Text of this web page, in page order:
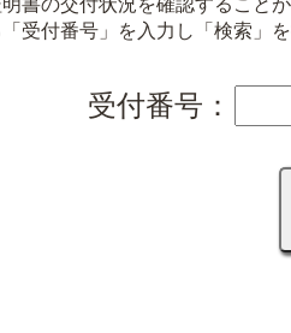
書の交付状況を確認することが
受付番号」を入力し「検索」を
受付番号：